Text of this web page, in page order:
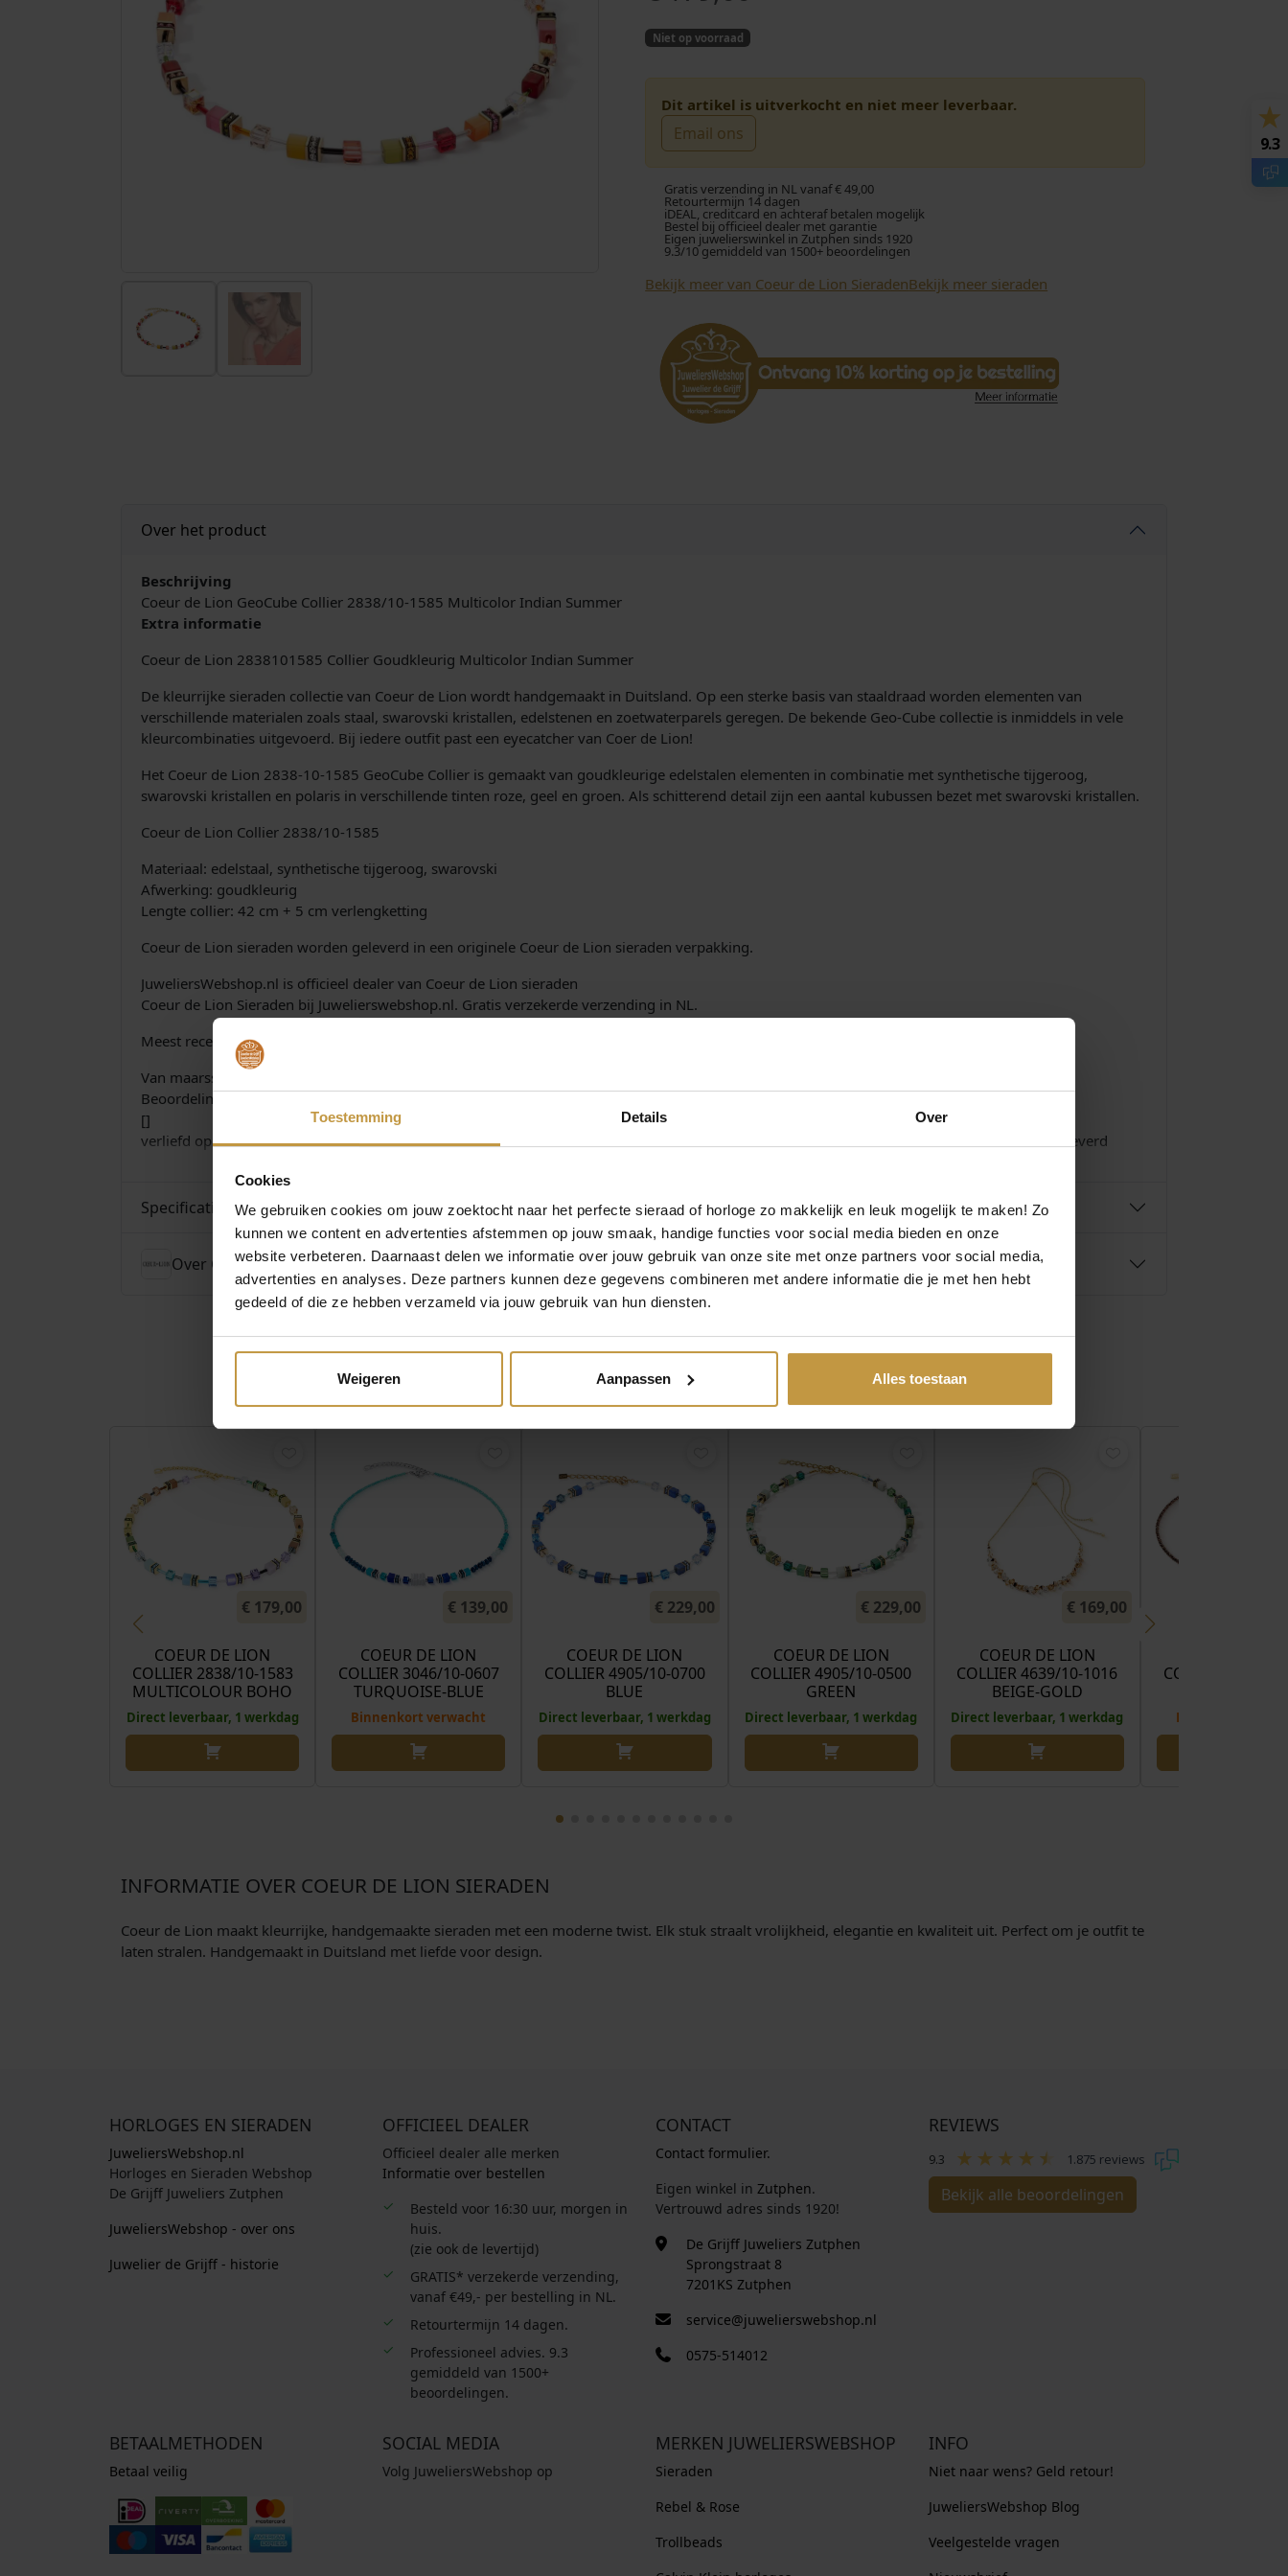
Toestemming Details Over
Cookies
We gebruiken cookies om jouw zoektocht naar het perfecte sieraad of horloge zo makkelijk en leuk mogelijk te maken! Zo
kunnen we content en advertenties afstemmen op jouw smaak, handige functies voor social media bieden en onze
website verbeteren. Daarnaast delen we informatie over jouw gebruik van onze site met onze partners voor social media,
advertenties en analyses. Deze partners kunnen deze gegevens combineren met andere informatie die je met hen hebt
gedeeld of die ze hebben verzameld via jouw gebruik van hun diensten.
Weigeren Aanpassen Alles toestaan
Niet op voorraad
Dit artikel is uitverkocht en niet meer leverbaar.
Email ons
Gratis verzending in NL vanaf € 49,00
Retourtermijn 14 dagen
iDEAL, creditcard en achteraf betalen mogelijk
Bestel bij officieel dealer met garantie
Eigen juwelierswinkel in Zutphen sinds 1920
9.3/10 gemiddeld van 1500+ beoordelingen
Bekijk meer van Coeur de Lion SieradenBekijk meer sieraden
Over het product
Beschrijving
Coeur de Lion GeoCube Collier 2838/10-1585 Multicolor Indian Summer
Extra informatie
Coeur de Lion 2838101585 Collier Goudkleurig Multicolor Indian Summer
De kleurrijke sieraden collectie van Coeur de Lion wordt handgemaakt in Duitsland. Op een sterke basis van staaldraad worden elementen van
verschillende materialen zoals staal, swarovski kristallen, edelstenen en zoetwaterparels geregen. De bekende Geo-Cube collectie is inmiddels in vele
kleurcombinaties uitgevoerd. Bij iedere outfit past een eyecatcher van Coer de Lion!
Het Coeur de Lion 2838-10-1585 GeoCube Collier is gemaakt van goudkleurige edelstalen elementen in combinatie met synthetische tijgeroog,
swarovski kristallen en polaris in verschillende tinten roze, geel en groen. Als schitterend detail zijn een aantal kubussen bezet met swarovski kristallen.
Coeur de Lion Collier 2838/10-1585
Materiaal: edelstaal, synthetische tijgeroog, swarovski
Afwerking: goudkleurig
Lengte collier: 42 cm + 5 cm verlengketting
Coeur de Lion sieraden worden geleverd in een originele Coeur de Lion sieraden verpakking.
JuweliersWebshop.nl is officieel dealer van Coeur de Lion sieraden
Coeur de Lion Sieraden bij Juwelierswebshop.nl. Gratis verzekerde verzending in NL.
Meest recente reviews
Van maarssen •6 MEI 2023
Beoordeling:
[]
verliefd op deze collectie! ook deze ketting is weer prachtig, vind de kleuren nog mooier inhet echt, krijg ze ook altijd netjes in een doosje geleverd
Specificaties
Over Coeur de Lion Sieraden
MEER VAN COEUR DE LION SIERADEN
€ 179,00
COEUR DE LION
COLLIER 2838/10-1583
MULTICOLOUR BOHO
Direct leverbaar, 1 werkdag
€ 139,00
COEUR DE LION
COLLIER 3046/10-0607
TURQUOISE-BLUE
Binnenkort verwacht
€229,00
COEUR DE LION
COLLIER 4905/10-0700
BLUE
Direct leverbaar, 1 werkdag
€229,00
COEUR DE LION
COLLIER 4905/10-0500
GREEN
Direct leverbaar, 1 werkdag
€169,00
COEUR DE LION
COLLIER 4639/10-1016
BEIGE-GOLD
Direct leverbaar, 1 werkdag
COLLIER 4359/
Binnenkort
INFORMATIE OVER COEUR DE LION SIERADEN
Coeur de Lion maakt kleurrijke, handgemaakte sieraden met een moderne twist. Elk stuk straalt vrolijkheid, elegantie en kwaliteit uit. Perfect om je outfit te
laten stralen. Handgemaakt in Duitsland met liefde voor design.
HORLOGES EN SIERADEN
JuweliersWebshop.nl
Horloges en Sieraden Webshop
De Grijff Juweliers Zutphen
JuweliersWebshop - over ons
Juwelier de Grijff - historie
OFFICIEEL DEALER
Officieel dealer alle merken
Informatie over bestellen
Besteld voor 16:30 uur, morgen in
huis.
(zie ook de levertijd)
GRATIS* verzekerde verzending,
vanaf €49,- per bestelling in NL.
Retourtermijn 14 dagen.
Professioneel advies. 9.3
gemiddeld van 1500+
beoordelingen.
CONTACT
Contact formulier.
Eigen winkel in Zutphen.
Vertrouwd adres sinds 1920!
De Grijff Juweliers Zutphen
Sprongstraat 8
7201KS Zutphen
service@juwelierswebshop.nl
0575-514012
REVIEWS
9.3 1.875 reviews
Bekijk alle beoordelingen
BETAALMETHODEN
Betaal veilig
SOCIAL MEDIA
Volg JuweliersWebshop op
MERKEN JUWELIERSWEBSHOP
Sieraden
Rebel & Rose
Trollbeads
INFO
Niet naar wens? Geld retour!
JuweliersWebshop Blog
Veelgestelde vragen
9.3